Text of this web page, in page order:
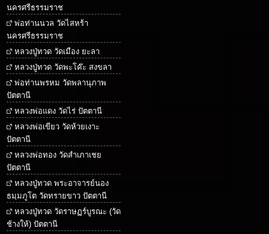
นครศรีธรรมราช
พ่อท่านนวล วัดไสหร้า
นครศรีธรรมราช
หลวงปู่ทวด วัดเมือง ยะลา
หลวงปู่ทวด วัดพะโค๊ะ สงขลา
พ่อท่านพรหม วัดพลานุภาพ
ปัตตานี
หลวงพ่อแดง วัดไร่ ปัตตานี
หลวงพ่อเขียว วัดห้วยเงาะ
ปัตตานี
หลวงพ่อทอง วัดสำเภาเชย
ปัตตานี
หลวงปู่ทวด พระอาจารย์นอง
ธมฺมภูโต วัดทรายขาว ปัตตานี
หลวงปู่ทวด วัดราษฏร์บูรณะ (วัด
ช้างให้) ปัตตานี